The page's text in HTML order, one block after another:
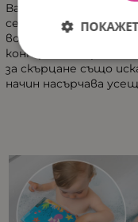
Вашето дете ще
се появяват като
водата. Водните
контраст
ярки
за скърцане също
начин насърчава